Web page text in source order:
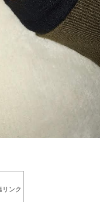
もっと見る
リンク